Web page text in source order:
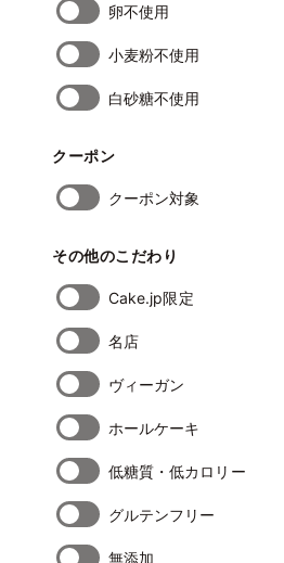
卵不使用
小麦粉不使用
白砂糖不使用
クーポン
クーポン対象
その他のこだわり
Cake.jp限定
名店
ヴィーガン
ホールケーキ
低糖質・低カロリー
グルテンフリー
無添加